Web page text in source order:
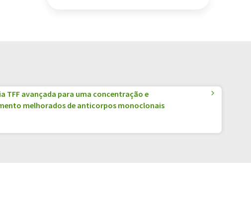
TFF avançada para uma concentração e
melhorados de anticorpos monoclonais